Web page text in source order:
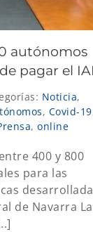
autónomos
pagar el
Noticia,
, Covid-19
, online
400 y 800
para las
de Navarra La